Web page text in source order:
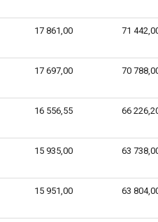
17 861,00 71
17 697,00 70
16 556,55 66
15 935,00 63
15 951,00 63